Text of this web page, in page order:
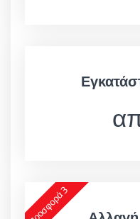
Προσφορά 3